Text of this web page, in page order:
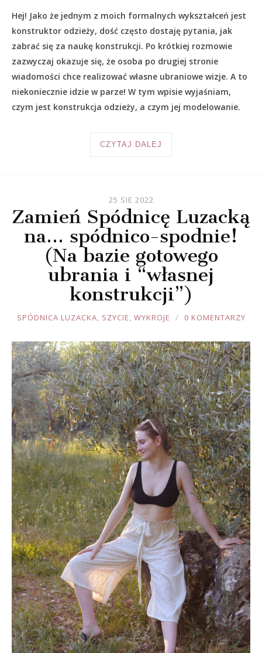
Hej! Jako że jednym z moich formalnych wykształceń jest
konstruktor odzieży, dość często dostaję pytania, jak
zabrać się za naukę konstrukcji. Po krótkiej rozmowie
zazwyczaj okazuje się, że osoba po drugiej stronie
wiadomości chce realizować własne ubraniowe wizje. A to
niekoniecznie idzie w parze! W tym wpisie wyjaśniam,
czym jest konstrukcja odzieży, a czym jej modelowanie.
CZYTAJ DALEJ
25 SIE 2022
Zamień Spódnicę Luzacką
na… spódnico-spodnie!
(Na bazie gotowego
ubrania i “własnej
konstrukcji”)
JOULE
SPÓDNICA LUZACKA, SZYCIE, WYKROJE 0 KOMENTARZY